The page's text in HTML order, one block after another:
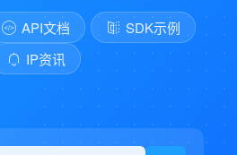
API文档
SDK示例
IP资讯